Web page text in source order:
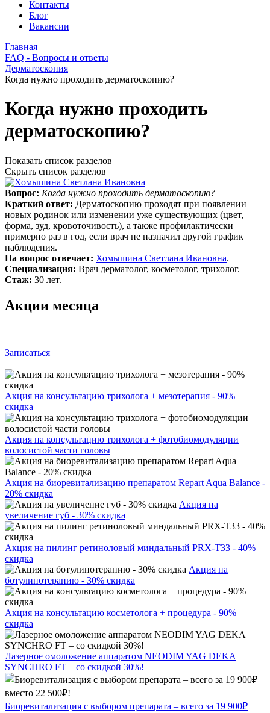
Контакты
Блог
Вакансии
Главная
FAQ - Вопросы и ответы
Дерматоскопия
Когда нужно проходить дерматоскопию?
Когда нужно проходить
дерматоскопию?
Показать список разделов
Скрыть список разделов
Вопрос: Когда нужно проходить дерматоскопию?
Краткий ответ: Дерматоскопию проходят при появлении
новых родинок или изменении уже существующих (цвет,
форма, зуд, кровоточивость), а также профилактически
примерно раз в год, если врач не назначил другой график
наблюдения.
На вопрос отвечает: Хомышина Светлана Ивановна.
Специализация: Врач дерматолог, косметолог, трихолог.
Стаж: 30 лет.
Акции месяца
Записаться
Акция на консультацию трихолога + мезотерапия - 90%
скидка
Акция на консультацию трихолога + фотобиомодуляции
волосистой части головы
Акция на биоревитализацию препаратом Repart Aqua Balance -
20% скидка
Акция на
увеличение губ - 30% скидка
Акция на пилинг ретиноловый миндальный PRX-T33 - 40%
скидка
Акция на
ботулинотерапию - 30% скидка
Акция на консультацию косметолога + процедура - 90%
скидка
Лазерное омоложение аппаратом NEODIM YAG DEKA
SYNCHRO FT – со скидкой 30%!
Биоревитализация с выбором препарата – всего за 19 900₽